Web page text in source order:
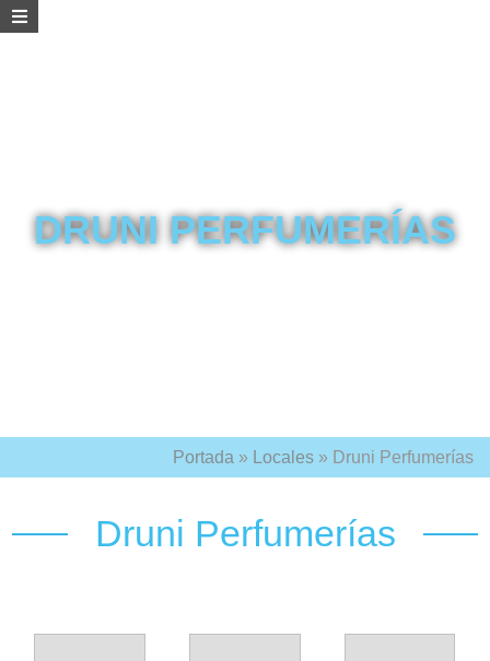
DRUNI PERFUMERÍAS
Portada » Locales » Druni Perfumerías
Druni Perfumerías